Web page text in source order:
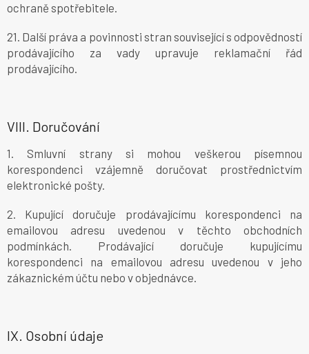
ochraně spotřebitele.
21. Další práva a povinnosti stran související s odpovědností
prodávajícího za vady upravuje reklamační řád
prodávajícího.
VIII. Doručování
1. Smluvní strany si mohou veškerou písemnou
korespondenci vzájemně doručovat prostřednictvím
elektronické pošty.
2. Kupující doručuje prodávajícímu korespondenci na
emailovou adresu uvedenou v těchto obchodních
podmínkách. Prodávající doručuje kupujícímu
korespondenci na emailovou adresu uvedenou v jeho
zákaznickém účtu nebo v objednávce.
IX. Osobní údaje